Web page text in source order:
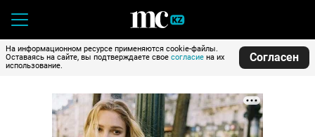
На информационном ресурсе применяются cookie-файлы.
Оставаясь на сайте, вы подтверждаете свое согласие на их
использование.
Согласен